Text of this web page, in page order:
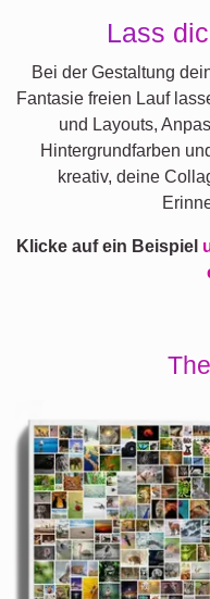
Lass
Bei der Gestaltung
Fantasie freien Lauf
und Layouts,
Hintergrundfarben
kreativ, deine
Klicke auf ein Beispiel